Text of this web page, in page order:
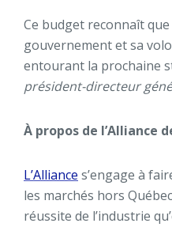
Ce budget reconnaît
gouvernement et sa
entourant la prochaine
président-directeur
À propos de l’Alliance
L’Alliance s’engage à
les marchés hors
réussite de l’industrie